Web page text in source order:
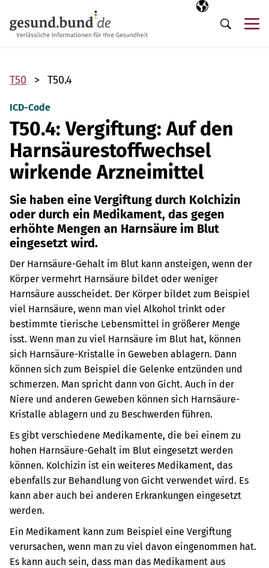
Ausgewählte
DE
Suche
T50 T50.4
ICD-Code
T50.4: Vergiftung: Auf den
Harnsäurestoffwechsel
wirkende Arzneimittel
Sie haben eine Vergiftung durch Kolchizin
oder durch ein Medikament, das gegen
erhöhte Mengen an Harnsäure im Blut
eingesetzt wird.
Der Harnsäure-Gehalt im Blut kann ansteigen, wenn der
Körper vermehrt Harnsäure bildet oder weniger
Harnsäure ausscheidet. Der Körper bildet zum Beispiel
viel Harnsäure, wenn man viel Alkohol trinkt oder
bestimmte tierische Lebensmittel in größerer Menge
isst. Wenn man zu viel Harnsäure im Blut hat, können
sich Harnsäure-Kristalle in Geweben ablagern. Dann
können sich zum Beispiel die Gelenke entzünden und
schmerzen. Man spricht dann von Gicht. Auch in der
Niere und anderen Geweben können sich Harnsäure-
Kristalle ablagern und zu Beschwerden führen.
Es gibt verschiedene Medikamente, die bei einem zu
hohen Harnsäure-Gehalt im Blut eingesetzt werden
können. Kolchizin ist ein weiteres Medikament, das
ebenfalls zur Behandlung von Gicht verwendet wird. Es
kann aber auch bei anderen Erkrankungen eingesetzt
werden.
Ein Medikament kann zum Beispiel eine Vergiftung
verursachen, wenn man zu viel davon eingenommen hat.
Es kann auch sein, dass man das Medikament aus